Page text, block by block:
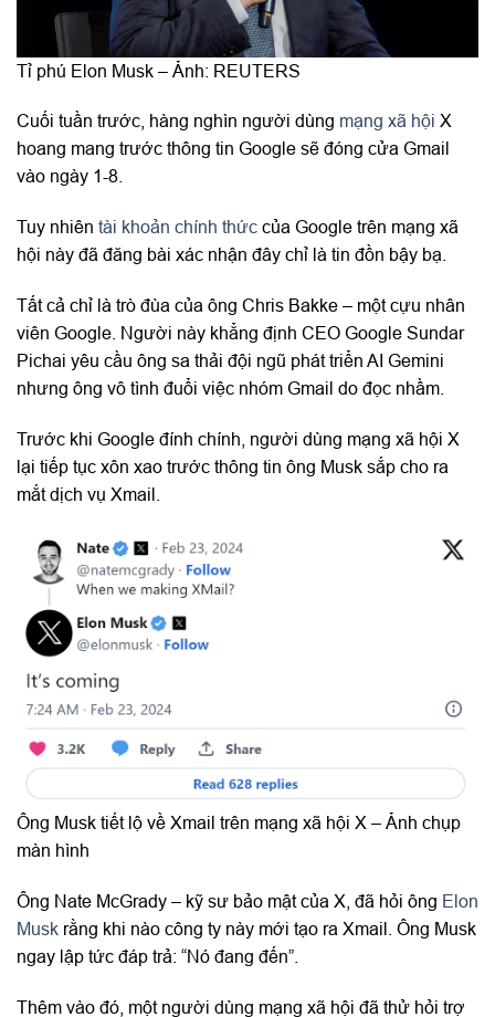
Tỉ phú Elon Musk – Ảnh: REUTERS
Cuối tuần trước, hàng nghìn người dùng mạng xã hội X
hoang mang trước thông tin Google sẽ đóng cửa Gmail
vào ngày 1-8.
Tuy nhiên tài khoản chính thức của Google trên mạng xã
hội này đã đăng bài xác nhận đây chỉ là tin đồn bậy bạ.
Tất cả chỉ là trò đùa của ông Chris Bakke – một cựu nhân
viên Google. Người này khẳng định CEO Google Sundar
Pichai yêu cầu ông sa thải đội ngũ phát triển AI Gemini
nhưng ông vô tình đuổi việc nhóm Gmail do đọc nhầm.
Trước khi Google đính chính, người dùng mạng xã hội X
lại tiếp tục xôn xao trước thông tin ông Musk sắp cho ra
mắt dịch vụ Xmail.
Ông Musk tiết lộ về Xmail trên mạng xã hội X – Ảnh chụp
màn hình
Ông Nate McGrady – kỹ sư bảo mật của X, đã hỏi ông Elon
Musk rằng khi nào công ty này mới tạo ra Xmail. Ông Musk
ngay lập tức đáp trả: “Nó đang đến”.
Thêm vào đó, một người dùng mạng xã hội đã thử hỏi trợ